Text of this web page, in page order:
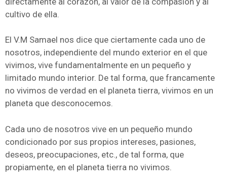
cultivo de ella.
El V.M Samael nos dice que ciertamente cada uno de
nosotros, independiente del mundo exterior en el que
vivimos, vive fundamentalmente en un pequeño y
limitado mundo interior. De tal forma, que francamente
no vivimos de verdad en el planeta tierra, vivimos en un
planeta que desconocemos.
Cada uno de nosotros vive en un pequeño mundo
condicionado por sus propios intereses, pasiones,
deseos, preocupaciones, etc., de tal forma, que
propiamente, en el planeta tierra no vivimos.